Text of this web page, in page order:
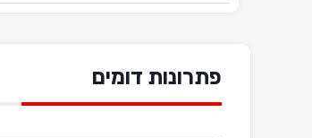
פתרונות דומים